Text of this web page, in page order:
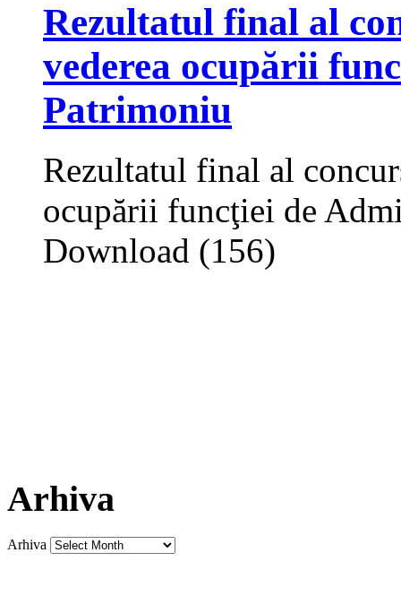
Rezultatul final al
vederea ocupării
Patrimoniu
Rezultatul final al
ocupării funcţiei de
Download (156)
Arhiva
Arhiva